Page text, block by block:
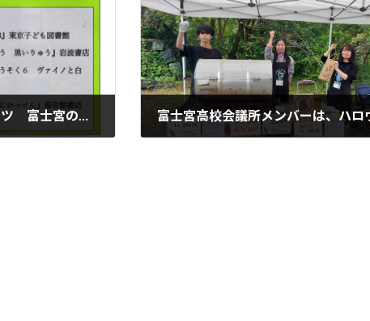
富士宮高校会議所プレゼンツ 富士宮の賑わい創出プロジェクト 第10回 おはなし会を開催します。